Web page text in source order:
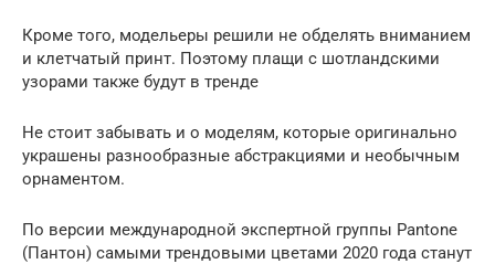
Кроме того, модельеры решили не обделять вниманием
и клетчатый принт. Поэтому плащи с шотландскими
узорами также будут в тренде
Не стоит забывать и о моделям, которые оригинально
украшены разнообразные абстракциями и необычным
орнаментом.
По версии международной экспертной группы Pantone
(Пантон) самыми трендовыми цветами 2020 года станут